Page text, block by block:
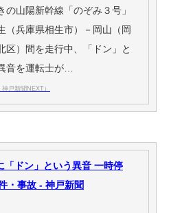
の山陽新幹線「のぞみ３号」
（兵庫県相生市）－岡山（岡
区）間を走行中、「ドン」と
音を運転士が…
神戸新聞NEXT）
「ドン」という異音 一時停
・事故 - 神戸新聞